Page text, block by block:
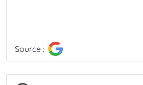
Source :